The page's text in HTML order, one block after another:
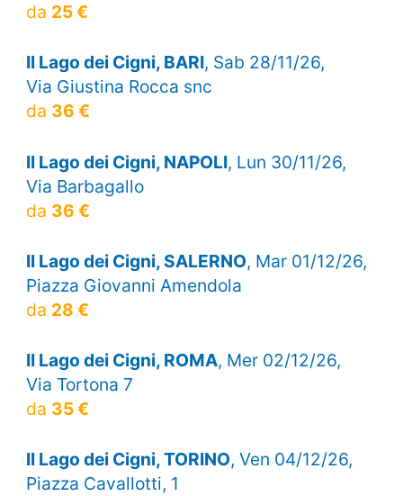
da 25 €
Il Lago dei Cigni, BARI, Sab 28/11/26,
Via Giustina Rocca snc
da 36 €
Il Lago dei Cigni, NAPOLI, Lun 30/11/26,
Via Barbagallo
da 36 €
Il Lago dei Cigni, SALERNO, Mar 01/12/26,
Piazza Giovanni Amendola
da 28 €
Il Lago dei Cigni, ROMA, Mer 02/12/26,
Via Tortona 7
da 35 €
Il Lago dei Cigni, TORINO, Ven 04/12/26,
Piazza Cavallotti, 1